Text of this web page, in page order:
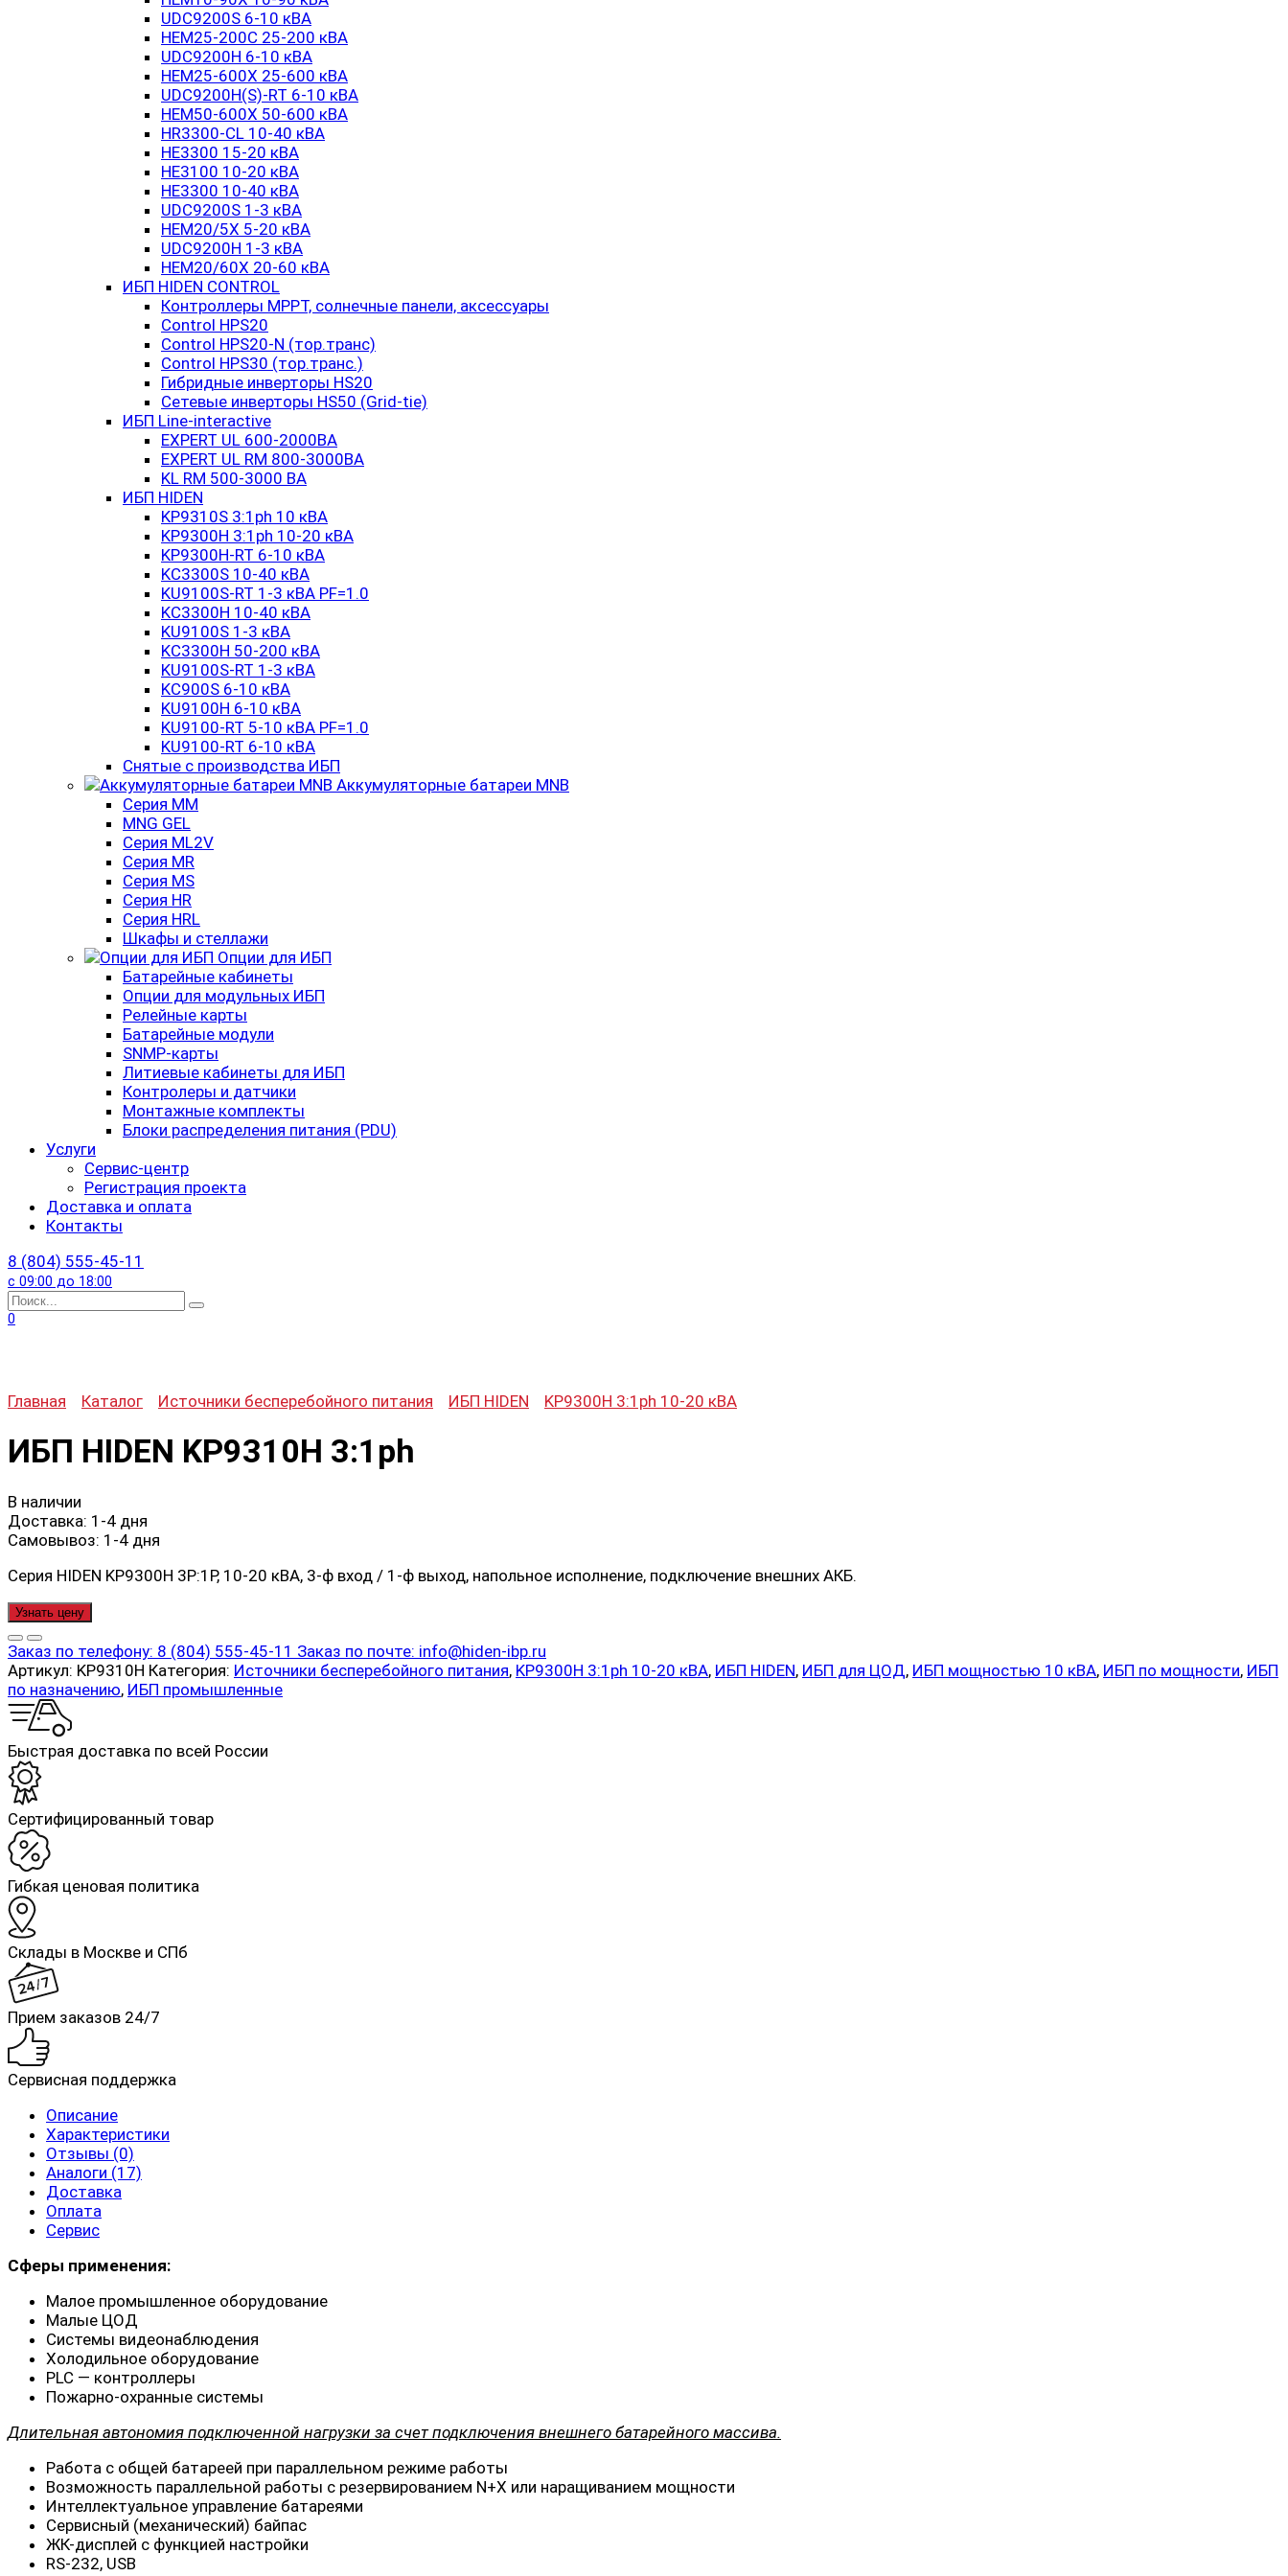
UDC9200S 6-10 кВА
HEM25-200C 25-200 кВА
UDC9200H 6-10 кВА
HEM25-600X 25-600 кВА
UDC9200H(S)-RT 6-10 кВА
HEM50-600X 50-600 кВА
HR3300-CL 10-40 кВА
HE3300 15-20 кВА
HE3100 10-20 кВА
HE3300 10-40 кВА
UDC9200S 1-3 кВА
HEM20/5X 5-20 кВА
UDC9200H 1-3 кВА
HEM20/60X 20-60 кВА
ИБП HIDEN CONTROL
Контроллеры MPPT, солнечные панели, аксессуары
Control HPS20
Control HPS20-N (тор.транс)
Control HPS30 (тор.транс.)
Гибридные инверторы HS20
Сетевые инверторы HS50 (Grid-tie)
ИБП Line-interactive
EXPERT UL 600-2000ВА
EXPERT UL RM 800-3000ВА
KL RM 500-3000 ВА
ИБП HIDEN
KP9310S 3:1ph 10 кВА
KP9300H 3:1ph 10-20 кВА
KP9300H-RT 6-10 кВА
KC3300S 10-40 кВА
KU9100S-RT 1-3 кВА PF=1.0
KC3300H 10-40 кВА
KU9100S 1-3 кВА
KC3300H 50-200 кВА
KU9100S-RT 1-3 кВА
KC900S 6-10 кВА
KU9100H 6-10 кВА
KU9100-RT 5-10 кВА PF=1.0
KU9100-RT 6-10 кВА
Снятые с производства ИБП
Аккумуляторные батареи MNB
Серия MM
MNG GEL
Серия ML2V
Серия MR
Серия MS
Серия HR
Серия HRL
Шкафы и стеллажи
Опции для ИБП
Батарейные кабинеты
Опции для модульных ИБП
Релейные карты
Батарейные модули
SNMP-карты
Литиевые кабинеты для ИБП
Контролеры и датчики
Монтажные комплекты
Блоки распределения питания (PDU)
Услуги
Сервис-центр
Регистрация проекта
Доставка и оплата
Контакты
8 (804) 555-45-11
с 09:00 до 18:00
Search
for:
0
Главная Каталог Источники бесперебойного питания ИБП HIDEN KP9300H 3:1ph 10-20 кВА
ИБП HIDEN KP9310H 3:1ph
В наличии
Доставка: 1-4 дня
Самовывоз: 1-4 дня
Серия HIDEN KP9300H 3P:1P, 10-20 кВА, 3-ф вход / 1-ф выход, напольное исполнение, подключение внешних АКБ.
Узнать цену
Заказ по телефону: 8 (804) 555-45-11 Заказ по почте: info@hiden-ibp.ru
Артикул: KP9310H Категория: Источники бесперебойного питания, KP9300H 3:1ph 10-20 кВА, ИБП HIDEN, ИБП для ЦОД, ИБП мощностью 10 кВА, ИБП по мощности, ИБП
по назначению, ИБП промышленные
Быстрая доставка по всей России
Cертифицированный товар
Гибкая ценовая политика
Склады в Москве и СПб
Прием заказов 24/7
Сервисная поддержка
Описание
Характеристики
Отзывы (0)
Аналоги (17)
Доставка
Оплата
Сервис
Сферы применения:
Малое промышленное оборудование
Малые ЦОД
Системы видеонаблюдения
Холодильное оборудование
PLC — контроллеры
Пожарно-охранные системы
Длительная автономия подключенной нагрузки за счет подключения внешнего батарейного массива.
Работа с общей батареей при параллельном режиме работы
Возможность параллельной работы с резервированием N+X или наращиванием мощности
Интеллектуальное управление батареями
Сервисный (механический) байпас
ЖК-дисплей с функцией настройки
RS-232, USB